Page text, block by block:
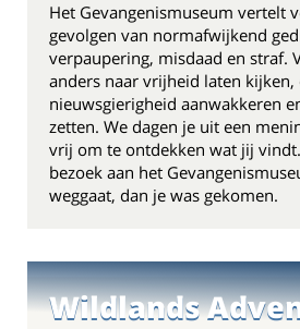
Het Gevangenismuseum vertelt
gevolgen van normafwijkend
verpaupering, misdaad en straf.
anders naar vrijheid laten kijken,
nieuwsgierigheid aanwakkeren
zetten. We dagen je uit een
vrij om te ontdekken wat jij
bezoek aan het
weggaat, dan je was gekomen.
Wildlands